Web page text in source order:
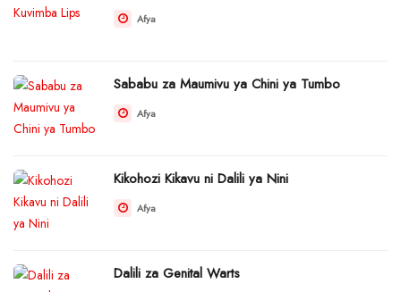
Afya
Sababu za Maumivu ya Chini ya Tumbo
Afya
Kikohozi Kikavu ni Dalili ya Nini
Afya
Dalili za Genital Warts